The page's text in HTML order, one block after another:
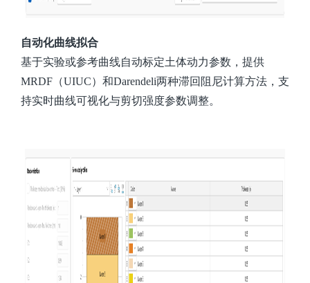
自动化曲线拟合
基于实验或参考曲线自动标定土体动力参数，提供
MRDF（UIUC）和Darendeli两种滞回阻尼计算方法，支
持实时曲线可视化与剪切强度参数调整。